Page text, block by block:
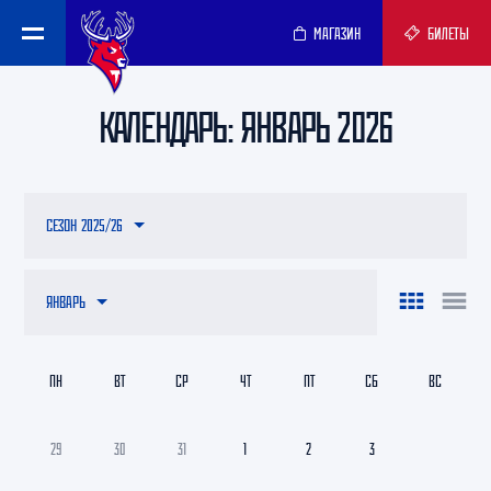
МАГАЗИН БИЛЕТЫ
КАЛЕНДАРЬ: ЯНВАРЬ 2026
ЯНВАРЬ
СЕЗОН 2025/26
29 30 31 1 2 3
ПН ВТ СР ЧТ ПТ СБ ВС